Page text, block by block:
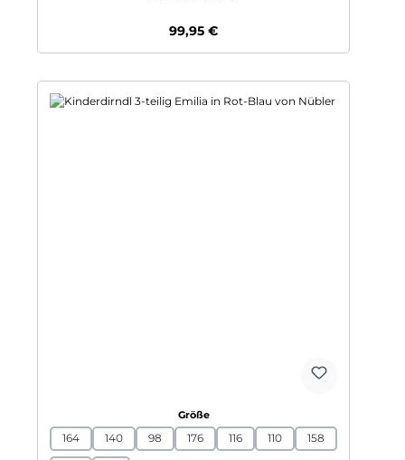
Regulärer Preis:
99,95 €
Größeauswählen
164 140 98 176 116 110 158